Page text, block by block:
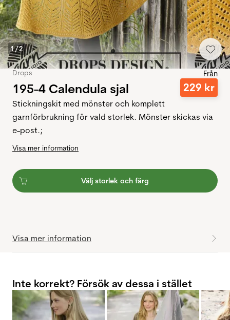
1/2
Drops
195-4 Calendula sjal
Från
229 kr
Stickningskit med mönster och komplett
garnförbrukning för vald storlek. Mönster skickas via
e-post.;
Visa mer information
Välj storlek och färg
Visa mer information
Inte korrekt? Försök av dessa i stället